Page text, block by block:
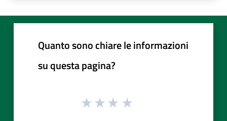
Quanto sono chiare le informazioni
su questa pagina?